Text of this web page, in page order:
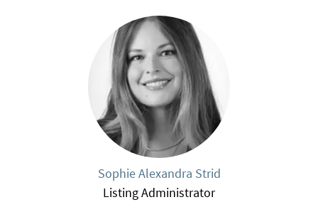
Sophie Alexandra Strid
Listing Administrator